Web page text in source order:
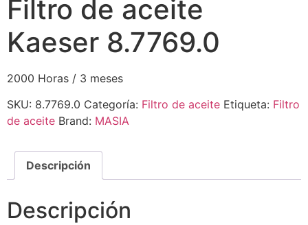
Filtro de aceite
Kaeser 8.7769.0
2000 Horas / 3 meses
SKU: 8.7769.0 Categoría: Filtro de aceite Etiqueta: Filtro
de aceite Brand: MASIA
Descripción
Descripción